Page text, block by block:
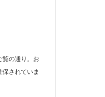
覧の通り。お
されていま